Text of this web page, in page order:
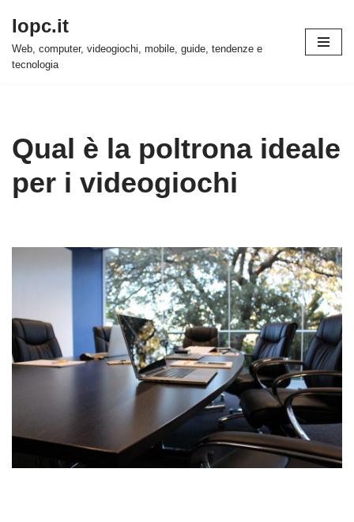
Vai
al
Iopc.it
Web, computer, videogiochi, mobile, guide, tendenze e
tecnologia
Qual è la poltrona ideale
per i videogiochi